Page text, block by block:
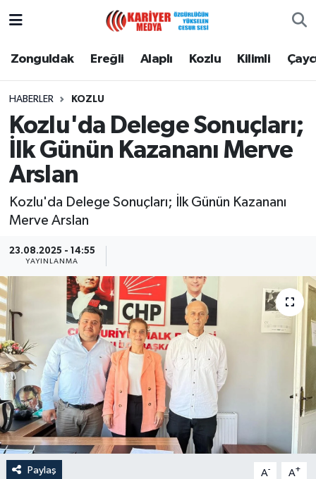
Zonguldak Ereğli Alaplı Kozlu Kilimli
HABERLER KOZLU
Kozlu'da Delege Sonuçları;
İlk Günün Kazananı Merve
Arslan
Kozlu'da Delege Sonuçları; İlk Günün Kazananı
Merve Arslan
23.08.2025 - 14:55
YAYINLANMA
Paylaş A- A+
Zonguldak
Alaplı
Kozlu
Kilimli
Devrek
Özel
Mesaj
Dergim
Ulusal
Zonguldak Nöbetçi Eczaneler
Zonguldak Namaz Vakitleri
Zonguldak Trafik Yoğunluk Haritası
Puan Durumu ve Fikstür
Son Dakika Haberleri
Haber Arşivi